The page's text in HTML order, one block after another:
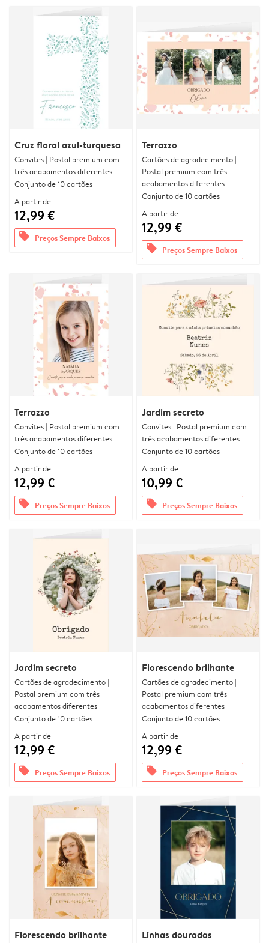
Cruz floral azul-turquesa
Convites | Postal premium com
três acabamentos diferentes
Conjunto de 10 cartões
A partir de
12,99 €
offers Preços Sempre Baixos
Terrazzo
Cartões de agradecimento |
Postal premium com três
acabamentos diferentes
Conjunto de 10 cartões
A partir de
12,99 €
offers Preços Sempre Baixos
Terrazzo
Convites | Postal premium com
três acabamentos diferentes
Conjunto de 10 cartões
A partir de
12,99 €
offers Preços Sempre Baixos
Jardim secreto
Convites | Postal premium com
três acabamentos diferentes
Conjunto de 10 cartões
A partir de
10,99 €
offers Preços Sempre Baixos
Jardim secreto
Cartões de agradecimento |
Postal premium com três
acabamentos diferentes
Conjunto de 10 cartões
A partir de
12,99 €
offers Preços Sempre Baixos
Florescendo brilhante
Cartões de agradecimento |
Postal premium com três
acabamentos diferentes
Conjunto de 10 cartões
A partir de
12,99 €
offers Preços Sempre Baixos
Florescendo brilhante
Linhas douradas